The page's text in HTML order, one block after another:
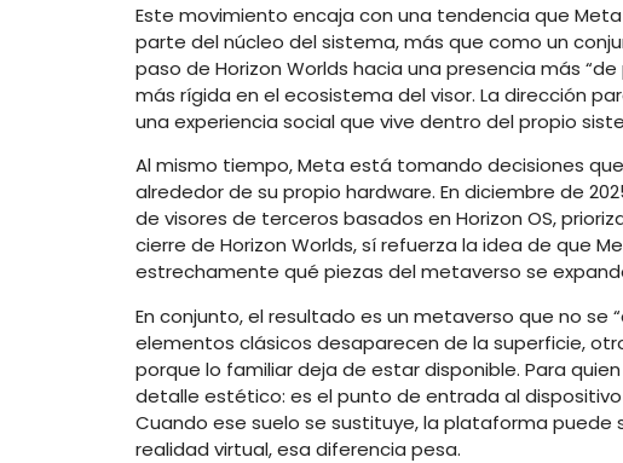
Este movimiento encaja con una tendencia que
parte del núcleo del sistema, más que como un
paso de Horizon Worlds hacia una presencia más
más rígida en el ecosistema del visor. La dirección
una experiencia social que vive dentro del propio
Al mismo tiempo, Meta está tomando decisiones
alrededor de su propio hardware. En diciembre de
de visores de terceros basados en Horizon OS,
cierre de Horizon Worlds, sí refuerza la idea de que
estrechamente qué piezas del metaverso se
En conjunto, el resultado es un metaverso que no
elementos clásicos desaparecen de la superficie,
porque lo familiar deja de estar disponible. Para
detalle estético: es el punto de entrada al
Cuando ese suelo se sustituye, la plataforma puede
realidad virtual, esa diferencia pesa.